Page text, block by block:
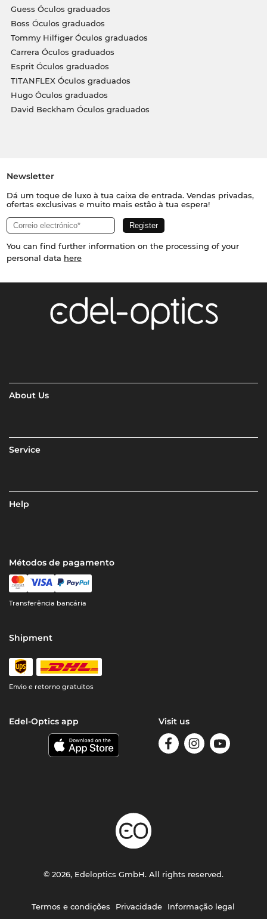
Guess Óculos graduados
Boss Óculos graduados
Tommy Hilfiger Óculos graduados
Carrera Óculos graduados
Esprit Óculos graduados
TITANFLEX Óculos graduados
Hugo Óculos graduados
David Beckham Óculos graduados
Newsletter
Dá um toque de luxo à tua caixa de entrada. Vendas privadas,
ofertas exclusivas e muito mais estão à tua espera!
You can find further information on the processing of your
personal data here
About Us
Service
Help
Métodos de pagamento
Transferência bancária
Shipment
Envio e retorno gratuitos
Edel-Optics app Visit us
Termos e condições Privacidade Informação legal
© 2026, Edeloptics GmbH. All rights reserved.